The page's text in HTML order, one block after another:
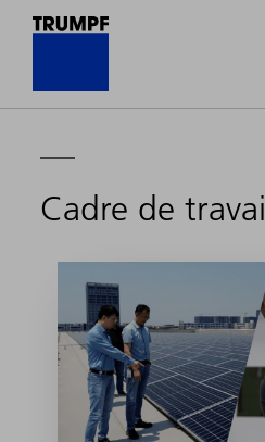
Cadre de travail